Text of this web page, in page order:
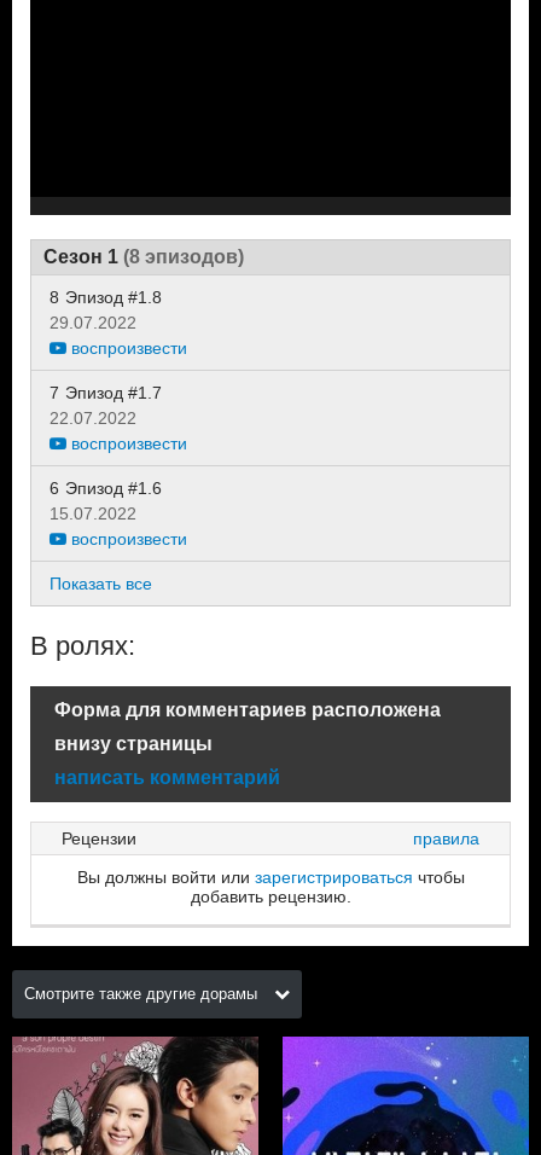
Сезон 1 (8 эпизодов)
8 Эпизод #1.8
29.07.2022
воспроизвести
7 Эпизод #1.7
22.07.2022
воспроизвести
6 Эпизод #1.6
15.07.2022
воспроизвести
Показать все
В ролях:
Форма для комментариев расположена
внизу страницы
написать комментарий
Рецензии
правила
Вы должны войти или зарегистрироваться чтобы
добавить рецензию.
Смотрите также другие дорамы